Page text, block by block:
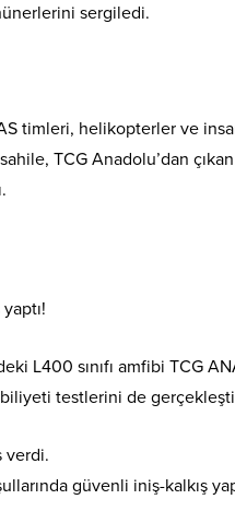
sergiledi.
timleri, helikopterler ve
TCG Anadolu’dan
L400 sınıfı amfibi TCG
testlerini de
verdi.
güvenli iniş-kalkış